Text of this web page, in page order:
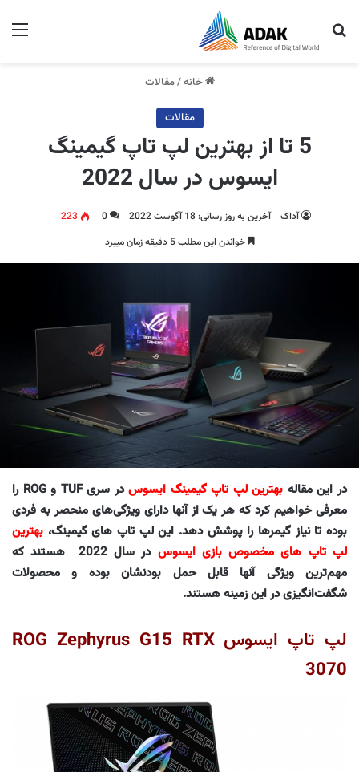
جستجو برای
خانه/مقالات
مقالات
5 تا از بهترین لپ تاپ گیمینگ
ایسوس در سال 2022
آداک آخرین به روز رسانی: 18 آگوست 2022 0
223
خواندن این مطلب 5 دقیقه زمان میبرد
در این مقاله بهترین لپ تاپ گیمینگ ایسوس
در سری TUF و ROG را
معرفی خواهیم کرد که هر یک از آنها دارای ویژگی‌های منحصر به فردی
بوده تا نیاز گیمرها را پوشش دهد. این لپ تاپ‌ های گیمینگ، بهترین
لپ تاپ های مخصوص بازی ایسوس
در سال 2022 هستند که
مهم‌ترین ویژگی آنها قابل حمل بودنشان بوده و محصولات
شگفت‌انگیزی در این زمینه هستند.
لپ تاپ ایسوس ROG Zephyrus G15 RTX
3070